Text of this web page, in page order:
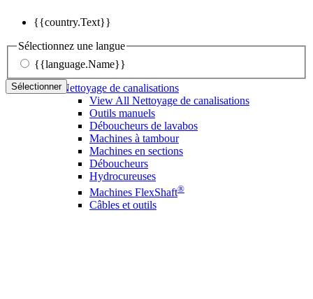
{{country.Text}}
Sélectionnez une langue
{{language.Name}}
SélectionnerNettoyage de canalisations
View All Nettoyage de canalisations
Outils manuels
Déboucheurs de lavabos
Machines à tambour
Machines en sections
Déboucheurs
Hydrocureuses
Machines FlexShaft®
Câbles et outils